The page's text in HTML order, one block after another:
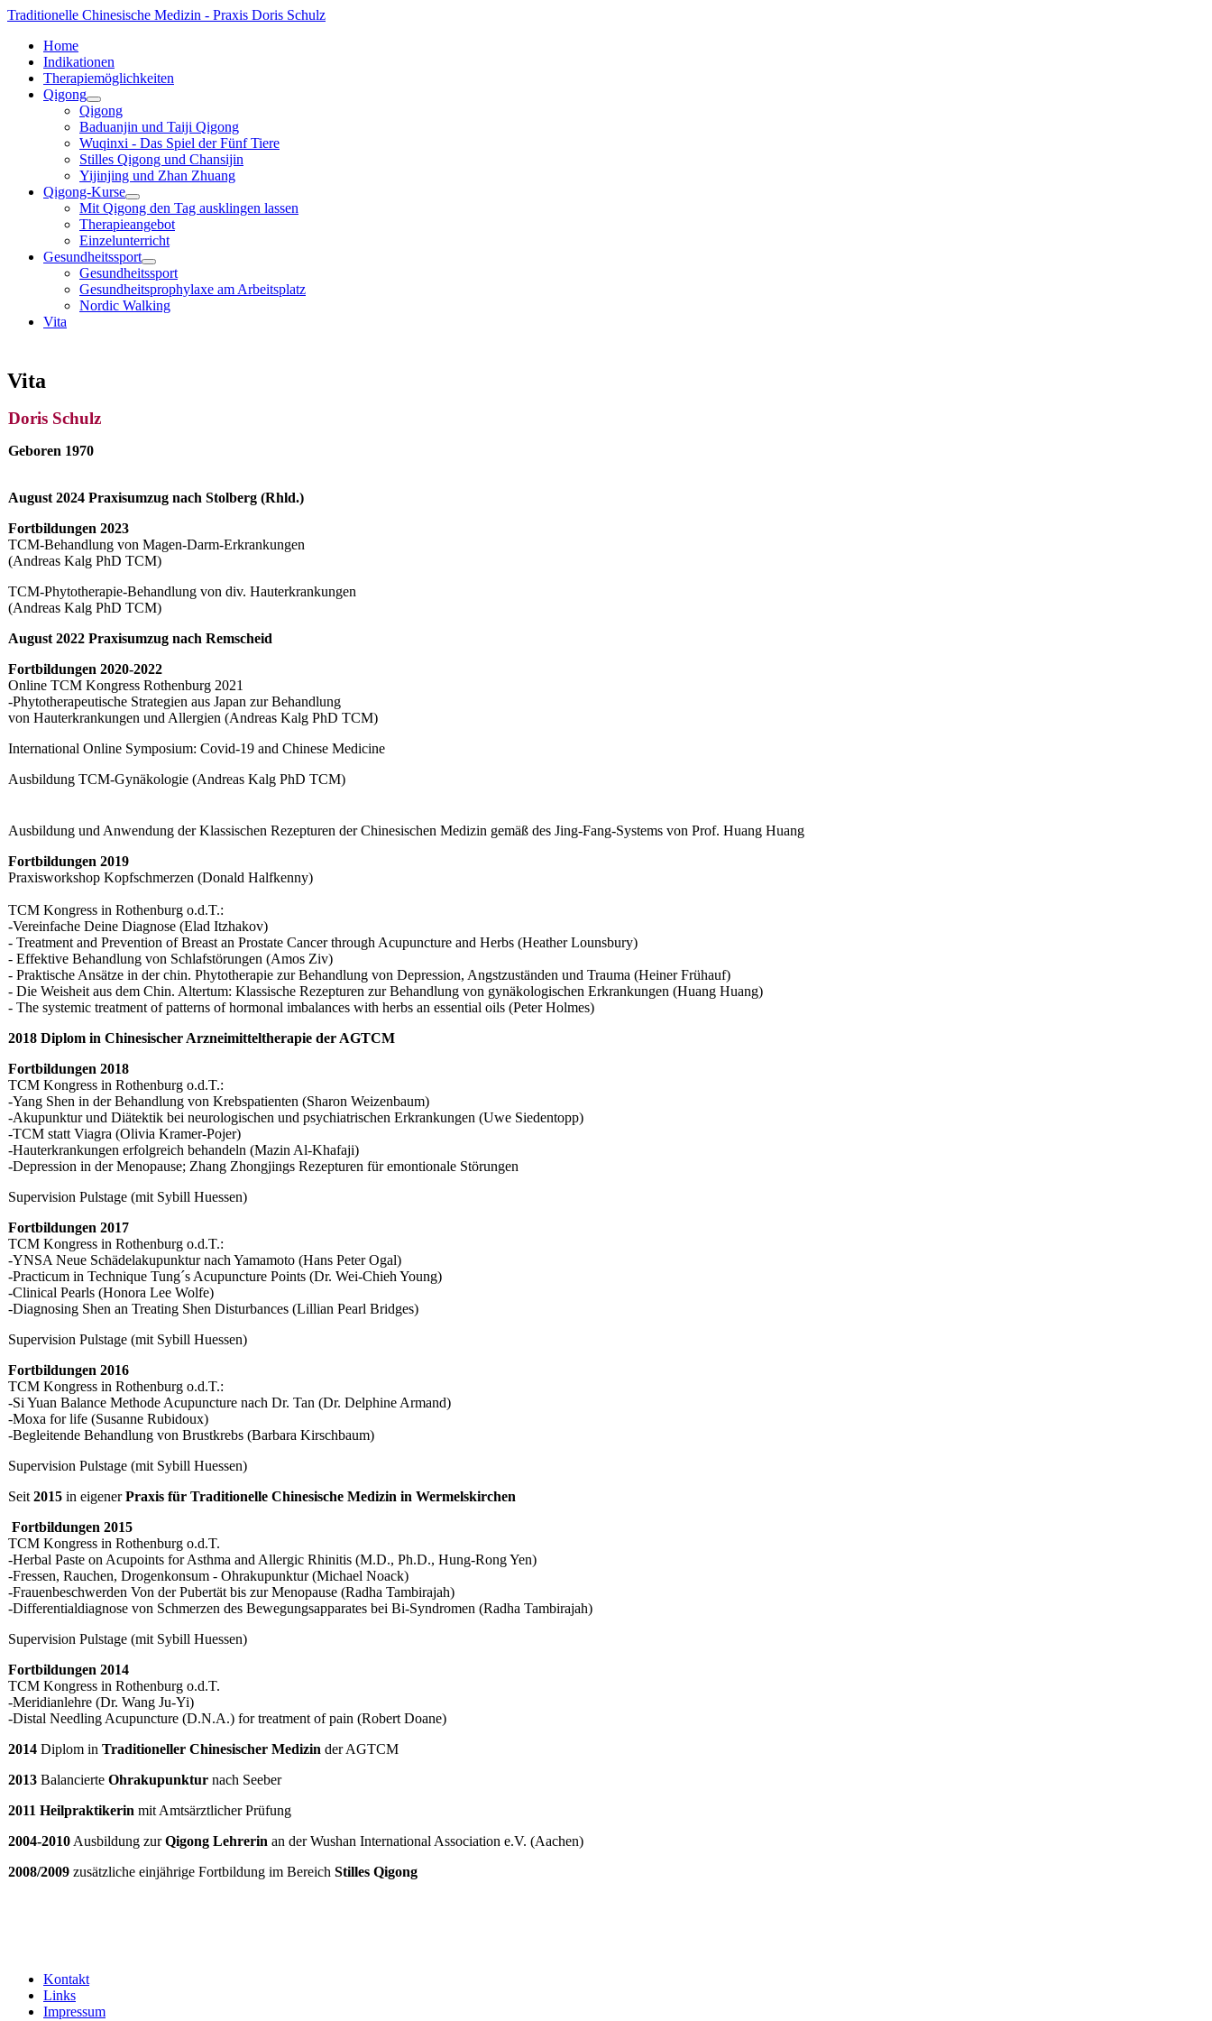
Traditionelle Chinesische Medizin - Praxis Doris Schulz
Home
Indikationen
Therapiemöglichkeiten
Qigong
Qigong
Baduanjin und Taiji Qigong
Wuqinxi - Das Spiel der Fünf Tiere
Stilles Qigong und Chansijin
Yijinjing und Zhan Zhuang
Qigong-Kurse
Mit Qigong den Tag ausklingen lassen
Therapieangebot
Einzelunterricht
Gesundheitssport
Gesundheitssport
Gesundheitsprophylaxe am Arbeitsplatz
Nordic Walking
Vita
Vita
Doris Schulz
Geboren 1970
August 2024 Praxisumzug nach Stolberg (Rhld.)
Fortbildungen 2023
TCM-Behandlung von Magen-Darm-Erkrankungen
(Andreas Kalg PhD TCM)
TCM-Phytotherapie-Behandlung von div. Hauterkrankungen
(Andreas Kalg PhD TCM)
August 2022 Praxisumzug nach Remscheid
Fortbildungen 2020-2022
Online TCM Kongress Rothenburg 2021
-Phytotherapeutische Strategien aus Japan zur Behandlung
von Hauterkrankungen und Allergien (Andreas Kalg PhD TCM)
International Online Symposium: Covid-19 and Chinese Medicine
Ausbildung TCM-Gynäkologie (Andreas Kalg PhD TCM)
Ausbildung und Anwendung der Klassischen Rezepturen der Chinesischen Medizin gemäß des Jing-Fang-Systems von Prof. Huang Huang
Fortbildungen 2019
Praxisworkshop Kopfschmerzen (Donald Halfkenny)
TCM Kongress in Rothenburg o.d.T.:
-Vereinfache Deine Diagnose (Elad Itzhakov)
- Treatment and Prevention of Breast an Prostate Cancer through Acupuncture and Herbs (Heather Lounsbury)
- Effektive Behandlung von Schlafstörungen (Amos Ziv)
- Praktische Ansätze in der chin. Phytotherapie zur Behandlung von Depression, Angstzuständen und Trauma (Heiner Frühauf)
- Die Weisheit aus dem Chin. Altertum: Klassische Rezepturen zur Behandlung von gynäkologischen Erkrankungen (Huang Huang)
- The systemic treatment of patterns of hormonal imbalances with herbs an essential oils (Peter Holmes)
2018 Diplom in Chinesischer Arzneimitteltherapie der AGTCM
Fortbildungen 2018
TCM Kongress in Rothenburg o.d.T.:
-Yang Shen in der Behandlung von Krebspatienten (Sharon Weizenbaum)
-Akupunktur und Diätektik bei neurologischen und psychiatrischen Erkrankungen (Uwe Siedentopp)
-TCM statt Viagra (Olivia Kramer-Pojer)
-Hauterkrankungen erfolgreich behandeln (Mazin Al-Khafaji)
-Depression in der Menopause; Zhang Zhongjings Rezepturen für emontionale Störungen
Supervision Pulstage (mit Sybill Huessen)
Fortbildungen 2017
TCM Kongress in Rothenburg o.d.T.:
-YNSA Neue Schädelakupunktur nach Yamamoto (Hans Peter Ogal)
-Practicum in Technique Tung´s Acupuncture Points (Dr. Wei-Chieh Young)
-Clinical Pearls (Honora Lee Wolfe)
-Diagnosing Shen an Treating Shen Disturbances (Lillian Pearl Bridges)
Supervision Pulstage (mit Sybill Huessen)
Fortbildungen 2016
TCM Kongress in Rothenburg o.d.T.:
-Si Yuan Balance Methode Acupuncture nach Dr. Tan (Dr. Delphine Armand)
-Moxa for life (Susanne Rubidoux)
-Begleitende Behandlung von Brustkrebs (Barbara Kirschbaum)
Supervision Pulstage (mit Sybill Huessen)
Seit 2015 in eigenerPraxis für Traditionelle Chinesische Medizin in Wermelskirchen
Fortbildungen 2015
TCM Kongress in Rothenburg o.d.T.
-Herbal Paste on Acupoints for Asthma and Allergic Rhinitis (M.D., Ph.D., Hung-Rong Yen)
-Fressen, Rauchen, Drogenkonsum - Ohrakupunktur (Michael Noack)
-Frauenbeschwerden Von der Pubertät bis zur Menopause (Radha Tambirajah)
-Differentialdiagnose von Schmerzen des Bewegungsapparates bei Bi-Syndromen (Radha Tambirajah)
Supervision Pulstage (mit Sybill Huessen)
Fortbildungen 2014
TCM Kongress in Rothenburg o.d.T.
-Meridianlehre (Dr. Wang Ju-Yi)
-Distal Needling Acupuncture (D.N.A.) for treatment of pain (Robert Doane)
2014 Diplom in Traditioneller Chinesischer Medizin der AGTCM
2013 Balancierte Ohrakupunktur nach Seeber
2011 Heilpraktikerin mit Amtsärztlicher Prüfung
2004-2010 Ausbildung zurQigong Lehrerin an der Wushan International Association e.V. (Aachen)
2008/2009 zusätzliche einjährige Fortbildung im Bereich Stilles Qigong
Kontakt
Links
Impressum